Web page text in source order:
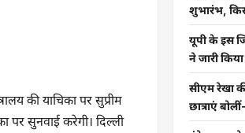
की याचिका पर सुप्रीम
पर सुनवाई करेगी। दिल्ली
शुभारंभ,
यूपी के इस
ने जारी
सीएम रेखा
छात्राएं